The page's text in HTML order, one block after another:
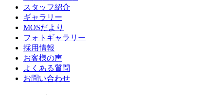
スタッフ紹介
ギャラリー
MOSだより
フォトギャラリー
採用情報
お客様の声
よくある質問
お問い合わせ